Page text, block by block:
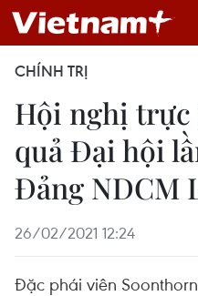
CHÍNH TRỊ
Hội nghị trực
quả Đại hội
Đảng NDCM
26/02/2021 12:24
Đặc phái viên